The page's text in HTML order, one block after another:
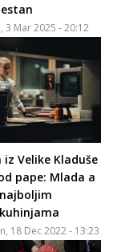
3 Mar 2025 - 20:12
Velike Kladuše
pape: Mlada a
18 Dec 2022 - 13:23